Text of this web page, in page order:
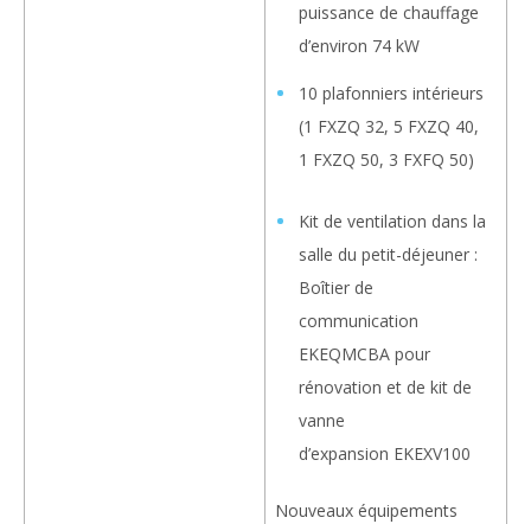
puissance de chauffage
d’environ 74 kW
10 plafonniers intérieurs
(1 FXZQ 32, 5 FXZQ 40,
1 FXZQ 50, 3 FXFQ 50)
Kit de ventilation dans la
salle du petit-déjeuner :
Boîtier de
communication
EKEQMCBA pour
rénovation et de kit de
vanne
d’expansion EKEXV100
Nouveaux équipements